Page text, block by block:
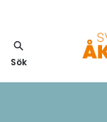
Sök